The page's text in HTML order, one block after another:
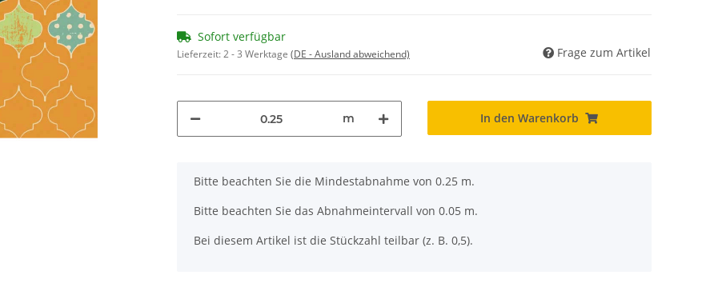
Sofort verfügbar
Lieferzeit:2 - 3 Werktage (DE - Ausland abweichend) Frage zum Artikel
m In den Warenkorb
x
Bitte beachten Sie die Mindestabnahme von 0.25 m.
Bitte beachten Sie das Abnahmeintervall von 0.05 m.
Bei diesem Artikel ist die Stückzahl teilbar (z. B. 0,5).